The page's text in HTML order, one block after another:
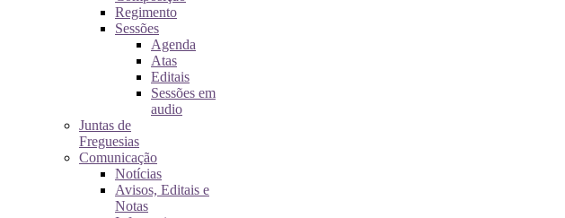
Regimento
Sessões
Agenda
Atas
Editais
Sessões em
audio
Juntas de
Freguesias
Comunicação
Notícias
Avisos, Editais e
Notas